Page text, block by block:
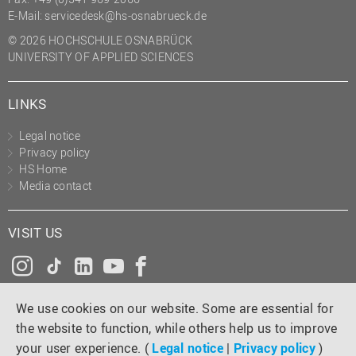
We use cookies on our website. Some are essential for
the website to function, while others help us to improve
your user experience. ( Legal notice | Privacy policy)
(PMO)
Prozessmanagement
Studium und Lehre
Transfer- und
Innovationsmanagement
E-Mail: servicedesk@hs-osnabrueck.de
© 2026 HOCHSCHULE OSNABRÜCK
UNIVERSITY OF APPLIED SCIENCES
LINKS
Legal notice
Privacy policy
HS Home
Media contact
VISIT US
Instagram
Tiktok
LinkedInYouTube